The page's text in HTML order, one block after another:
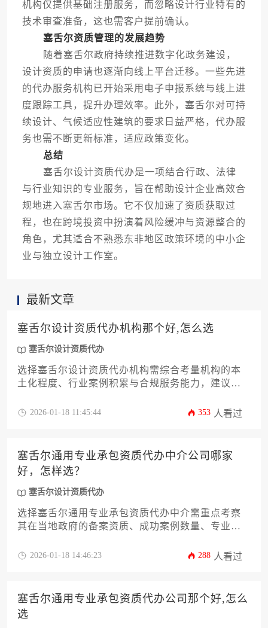
机构仅提供基础注册服务，而忽略设计行业特有的
技术审查准备，这也需客户提前确认。
塞舌尔资质管理的发展趋势
随着塞舌尔政府持续推进数字化政务建设，
设计资质的申请也逐渐向线上平台迁移。一些先进
的代办服务机构已开始采用电子申报系统与线上进
度跟踪工具，提升办理效率。此外，塞舌尔对可持
续设计、气候适应性建筑的要求日益严格，代办服
务也需不断更新标准，适应政策变化。
总结
塞舌尔设计资质代办是一项结合行政、法律
与行业知识的专业服务，旨在帮助设计企业高效合
规地进入塞舌尔市场。它不仅加速了资质获取过
程，也在跨境投资中扮演着风险缓冲与资源整合的
角色，尤其适合不熟悉东非地区政策环境的中小企
业与独立设计工作室。
最新文章
塞舌尔设计资质代办机构那个好,怎么选
塞舌尔设计资质代办
选择塞舌尔设计资质代办机构需综合考量机构的本
土化程度、行业案例积累与合规服务能力，建议通
明度三个维度进行筛选，确保找到真正熟悉当地设
2026-01-18 11:45:44 353 人看过
塞舌尔通用专业承包资质代办中介公司哪家
好，怎样选？
塞舌尔设计资质代办
选择塞舌尔通用专业承包资质代办中介需重点考察
其在当地政府的备案资质、成功案例数量、专业团
可靠的服务商。
2026-01-18 14:46:23 288 人看过
塞舌尔通用专业承包资质代办公司那个好,怎么
选